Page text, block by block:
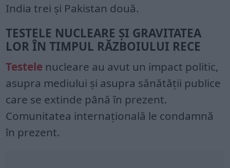
India trei și Pakistan două.
TESTELE NUCLEARE ȘI GRAVITATEA
LOR ÎN TIMPUL RĂZBOIULUI RECE
Testele nucleare au avut un impact politic,
asupra mediului și asupra sănătății publice
care se extinde până în prezent.
Comunitatea internațională le condamnă
în prezent.